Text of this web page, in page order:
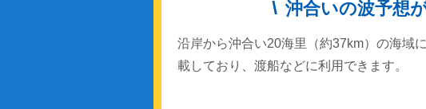
沖合いの波予想
沿岸から沖合い20海里（約37km）の海域
載しており、渡船などに利用できます。